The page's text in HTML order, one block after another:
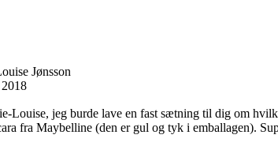
Jønsson
Louise, jeg burde lave en fast sætning til dig om
fra Maybelline (den er gul og tyk i emballagen).